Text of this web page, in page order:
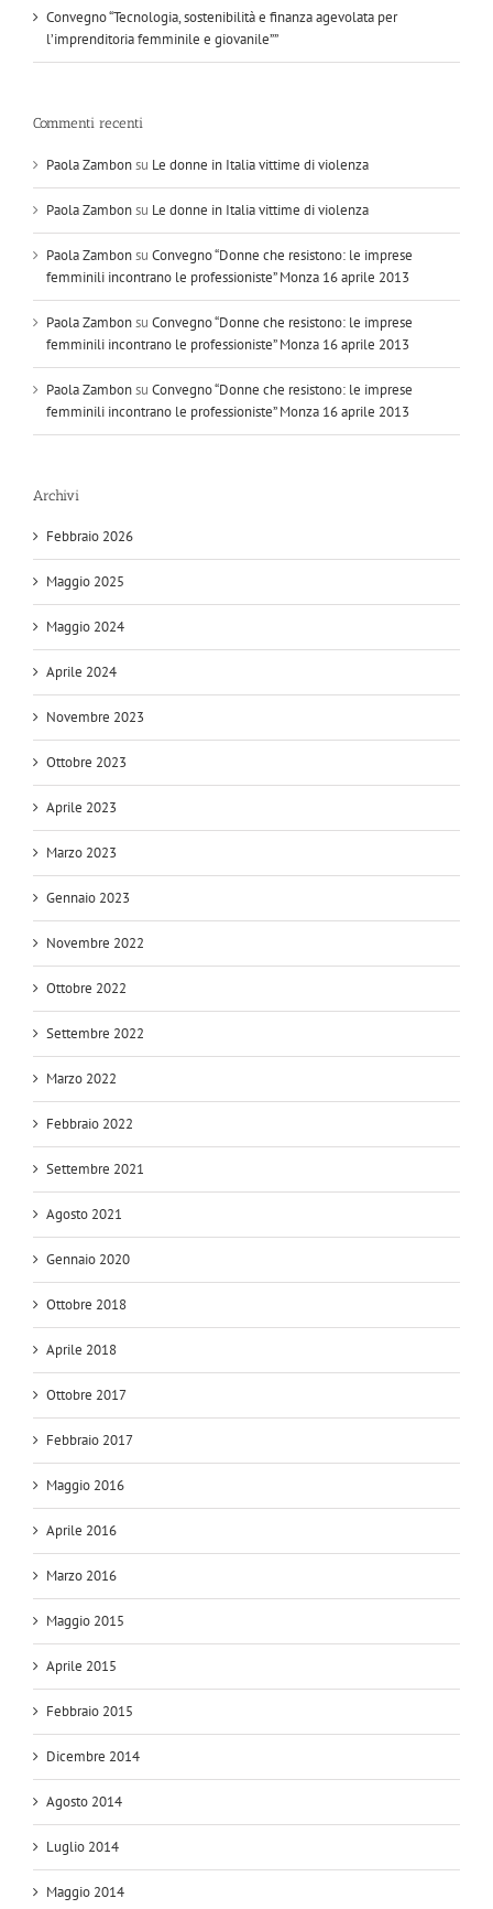
Convegno “Tecnologia, sostenibilità e finanza agevolata per
l’imprenditoria femminile e giovanile””
Commenti recenti
Paola Zambonsu Le donne in Italia vittime di violenza
Paola Zambonsu Le donne in Italia vittime di violenza
Paola Zambonsu Convegno “Donne che resistono: le imprese
femminili incontrano le professioniste” Monza 16 aprile 2013
Paola Zambonsu Convegno “Donne che resistono: le imprese
femminili incontrano le professioniste” Monza 16 aprile 2013
Paola Zambonsu Convegno “Donne che resistono: le imprese
femminili incontrano le professioniste” Monza 16 aprile 2013
Archivi
Febbraio 2026
Maggio 2025
Maggio 2024
Aprile 2024
Novembre 2023
Ottobre 2023
Aprile 2023
Marzo 2023
Gennaio 2023
Novembre 2022
Ottobre 2022
Settembre 2022
Marzo 2022
Febbraio 2022
Settembre 2021
Agosto 2021
Gennaio 2020
Ottobre 2018
Aprile 2018
Ottobre 2017
Febbraio 2017
Maggio 2016
Aprile 2016
Marzo 2016
Maggio 2015
Aprile 2015
Febbraio 2015
Dicembre 2014
Agosto 2014
Luglio 2014
Maggio 2014